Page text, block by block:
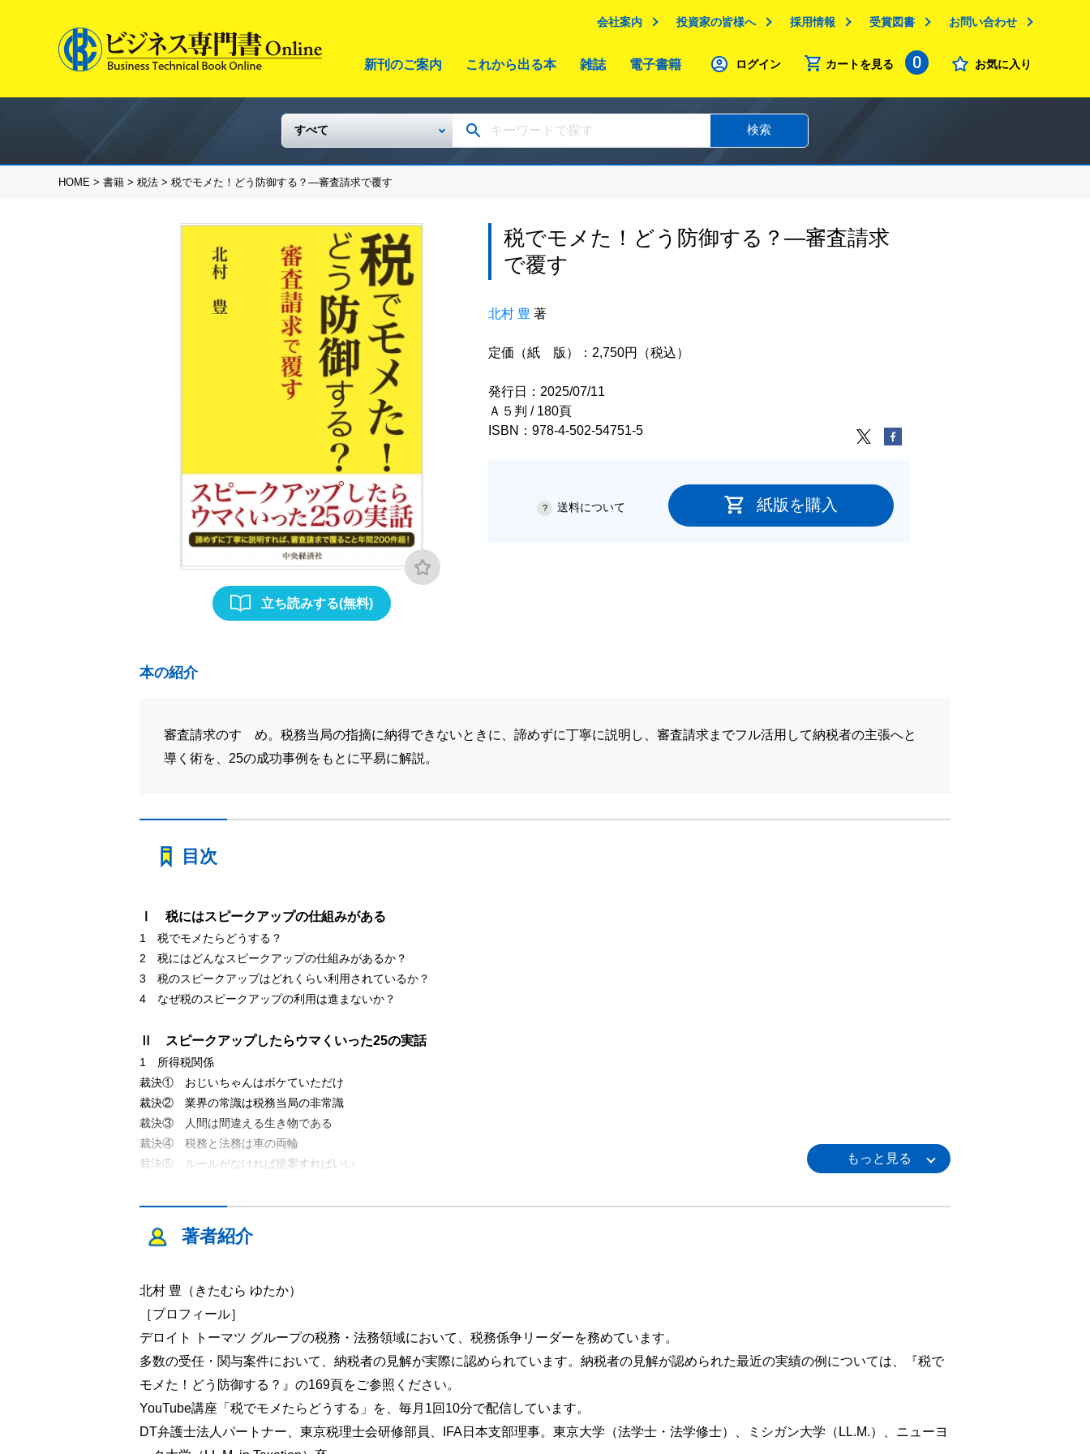
会社案内 投資家の皆様へ 採用情報 受賞図書 お問い合わせ
新刊のご案内 これから出る本 雑誌 電子書籍 ログイン カートを見る 0 お気に入り
検索
HOME > 書籍 > 税法 > 税でモメた！どう防御する？―審査請求で覆す
立ち読みする(無料)
税でモメた！どう防御する？―審査請求
で覆す
北村 豊 著
定価（紙 版）：2,750円（税込）
発行日：2025/07/11
Ａ５判 / 180頁
ISBN：978-4-502-54751-5
紙版を購入
送料について
本の紹介
審査請求のすゝめ。税務当局の指摘に納得できないときに、諦めずに丁寧に説明し、審査請求までフル活用して納税者の主張へと
導く術を、25の成功事例をもとに平易に解説。
目次
Ⅰ 税にはスピークアップの仕組みがある
1 税でモメたらどうする？
2 税にはどんなスピークアップの仕組みがあるか？
3 税のスピークアップはどれくらい利用されているか？
4 なぜ税のスピークアップの利用は進まないか？
Ⅱ スピークアップしたらウマくいった25の実話
1 所得税関係
裁決① おじいちゃんはボケていただけ
裁決② 業界の常識は税務当局の非常識
裁決③ 人間は間違える生き物である
裁決④ 税務と法務は車の両輪
裁決⑤ ルールがなければ提案すればいい
裁決⑦ どっちが立証するかで結論は変わる
2 法人税関係
裁決⑧ いいとこ取りは許さない
裁決⑩ 誰でも分かるロジック
裁決⑪ 外国モノには弱い？
裁決⑫ 事実はウソをつかない
裁決⑬ 契約書はなくてもよい
裁決⑭ 日々作成するものは信用できる
裁決⑮ 税務に引きずられちゃった…
裁決⑯ 不都合な事実があっても慌てない
3 消費税・登録免許税関係
裁決⑰ 迷ったら条文に立ち戻る
著者紹介
北村 豊（きたむら ゆたか）
［プロフィール］
デロイト トーマツ グループの税務・法務領域において、税務係争リーダーを務めています。
多数の受任・関与案件において、納税者の見解が実際に認められています。納税者の見解が認められた最近の実績の例については、『税で
モメた！どう防御する？』の169頁をご参照ください。
YouTube講座「税でモメたらどうする」を、毎月1回10分で配信しています。
DT弁護士法人パートナー、東京税理士会研修部員、IFA日本支部理事。東京大学（法学士・法学修士）、ミシガン大学（LL.M.）、ニューヨ